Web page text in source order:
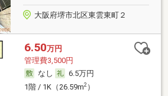
大阪府堺市北区東雲東町２
6.50万円
管理費3,500円
なし
6.5万円
1階 / 1K（26.59m2）